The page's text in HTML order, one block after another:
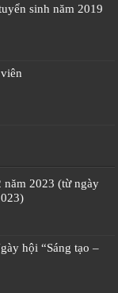
sinh năm 2019
năm 2023 (từ ngày
hội “Sáng tạo –